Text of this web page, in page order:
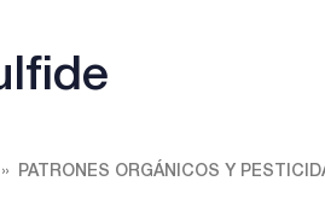
PATRONES ORGÁNICOS Y